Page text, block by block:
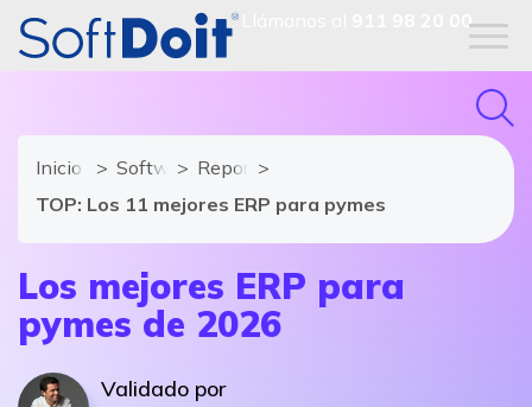
911 98 20 00
Inicio Software ERPReportajes
TOP: Los 11 mejores ERP para pymes
Los mejores ERP para
pymes de 2026
Validado por